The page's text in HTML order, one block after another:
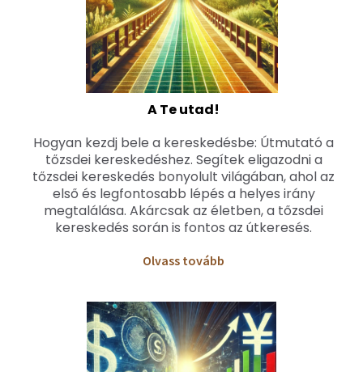
A Te utad!
Hogyan kezdj bele a kereskedésbe: Útmutató a
tőzsdei kereskedéshez. Segítek eligazodni a
tőzsdei kereskedés bonyolult világában, ahol az
első és legfontosabb lépés a helyes irány
megtalálása. Akárcsak az életben, a tőzsdei
kereskedés során is fontos az útkeresés.
Olvass tovább